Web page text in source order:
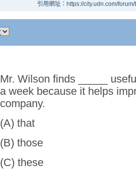
引用網址：https://city.udn.com/
Mr. Wilson finds _____
a week because it helps
company.
(A) that
(B) those
(C) these